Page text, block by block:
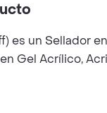
es un Sellador
Gel Acrílico,